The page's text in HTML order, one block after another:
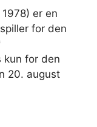
er en
for den
kun for den
20. august